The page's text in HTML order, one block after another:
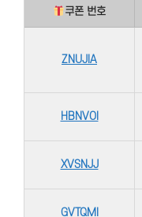
쿠폰 번호
ZNUJIA
HBNVOI
XVSNJJ
GVTQMI